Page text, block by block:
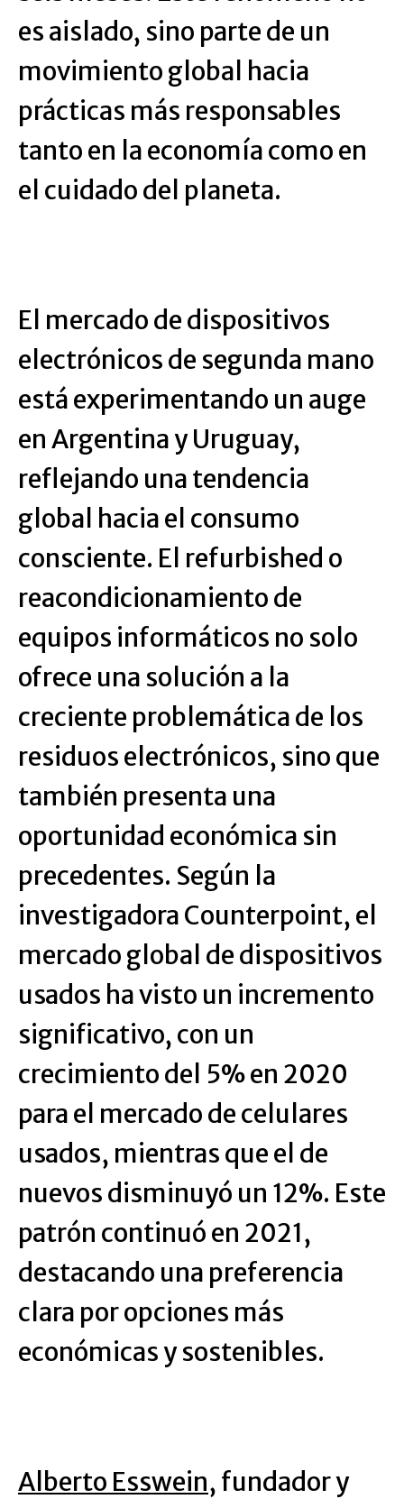
es aislado, sino parte de un
movimiento global hacia
prácticas más responsables
tanto en la economía como en
el cuidado del planeta.
El mercado de dispositivos
electrónicos de segunda mano
está experimentando un auge
en Argentina y Uruguay,
reflejando una tendencia
global hacia el consumo
consciente. El refurbished o
reacondicionamiento de
equipos informáticos no solo
ofrece una solución a la
creciente problemática de los
residuos electrónicos, sino que
también presenta una
oportunidad económica sin
precedentes. Según la
investigadora Counterpoint, el
mercado global de dispositivos
usados ha visto un incremento
significativo, con un
crecimiento del 5% en 2020
para el mercado de celulares
usados, mientras que el de
nuevos disminuyó un 12%. Este
patrón continuó en 2021,
destacando una preferencia
clara por opciones más
económicas y sostenibles.
Alberto Esswein, fundador y